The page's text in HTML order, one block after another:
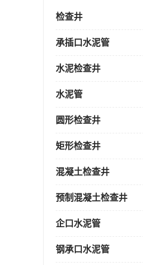
检查井
承插口水泥管
水泥检查井
水泥管
圆形检查井
矩形检查井
混凝土检查井
预制混凝土检查井
企口水泥管
钢承口水泥管